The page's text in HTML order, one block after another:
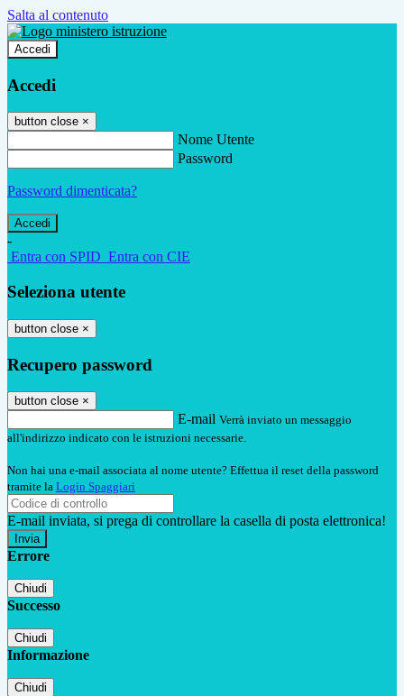
Salta al contenuto
Accedi
Accedi
button close ×
Nome Utente
Password
Password dimenticata?
-
Entra con SPID Entra con CIE
Seleziona utente
button close ×
Recupero password
button close ×
E-mail Verrà inviato un messaggio
all'indirizzo indicato con le istruzioni necessarie.
Non hai una e-mail associata al nome utente? Effettua il reset della password
tramite la Login Spaggiari
E-mail inviata, si prega di controllare la casella di posta elettronica!
Errore
Chiudi
Successo
Chiudi
Informazione
Chiudi